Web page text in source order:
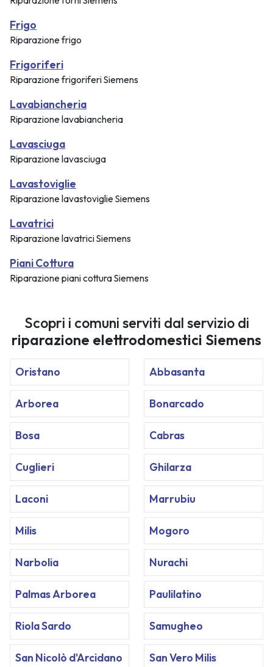
Frigo
Riparazione frigo
Frigoriferi
Riparazione frigoriferi Siemens
Lavabiancheria
Riparazione lavabiancheria
Lavasciuga
Riparazione lavasciuga
Lavastoviglie
Riparazione lavastoviglie Siemens
Lavatrici
Riparazione lavatrici Siemens
Piani Cottura
Riparazione piani cottura Siemens
Scopri i comuni serviti dal servizio di
riparazione elettrodomestici Siemens
Oristano Abbasanta
Arborea Bonarcado
Bosa Cabras
Cuglieri Ghilarza
Laconi Marrubiu
Milis Mogoro
Narbolia Nurachi
Palmas Arborea Paulilatino
Riola Sardo Samugheo
San Nicolò d'Arcidano San Vero Milis